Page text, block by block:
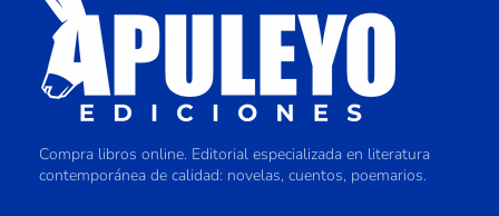
Compra libros online. Editorial especializada en literatura
contemporánea de calidad: novelas, cuentos, poemarios.